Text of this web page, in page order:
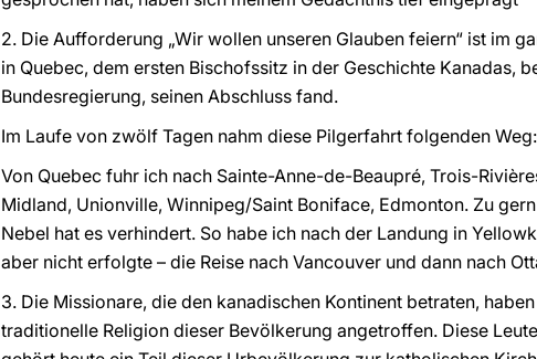
2. Die Aufforderung „Wir wollen unseren Glauben feiern“ ist im
in Quebec, dem ersten Bischofssitz in der Geschichte Kanadas,
Bundesregierung, seinen Abschluss fand.
Im Laufe von zwölf Tagen nahm diese Pilgerfahrt folgenden Weg:
Von Quebec fuhr ich nach Sainte-Anne-de-Beaupré, Trois-
Midland, Unionville, Winnipeg/Saint Boniface, Edmonton. Zu
Nebel hat es verhindert. So habe ich nach der Landung in
aber nicht erfolgte – die Reise nach Vancouver und dann nach
3. Die Missionare, die den kanadischen Kontinent betraten,
traditionelle Religion dieser Bevölkerung angetroffen. Diese